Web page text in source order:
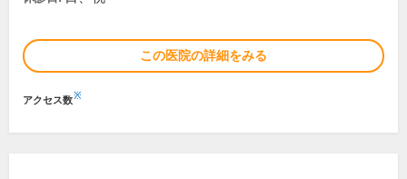
この医院の詳細をみる
アクセス数※